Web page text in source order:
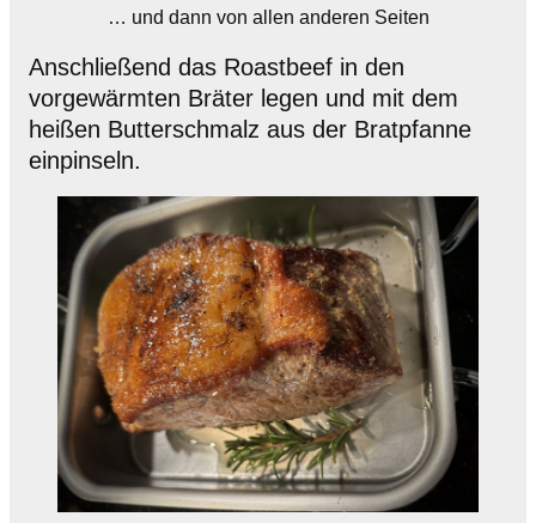
… und dann von allen anderen Seiten
Anschließend das Roastbeef in den
vorgewärmten Bräter legen und mit dem
heißen Butterschmalz aus der Bratpfanne
einpinseln.